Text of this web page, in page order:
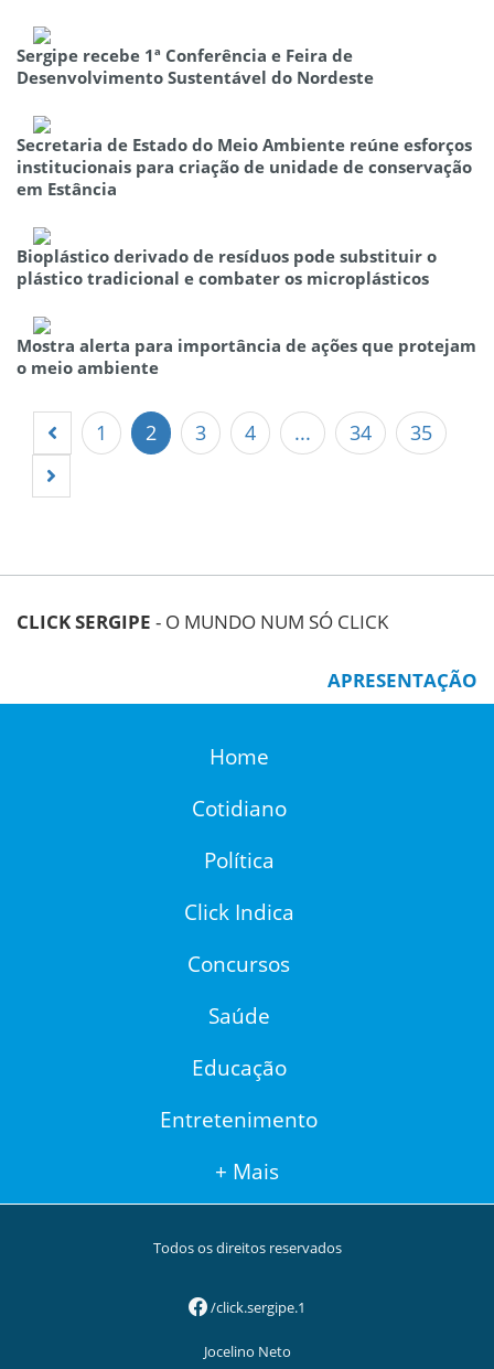
Sergipe recebe 1ª Conferência e Feira de
Desenvolvimento Sustentável do Nordeste
Secretaria de Estado do Meio Ambiente reúne esforços
institucionais para criação de unidade de conservação
em Estância
Bioplástico derivado de resíduos pode substituir o
plástico tradicional e combater os microplásticos
Mostra alerta para importância de ações que protejam
o meio ambiente
1 2 3 4 ... 34 35
CLICK SERGIPE - O MUNDO NUM SÓ CLICK
APRESENTAÇÃO
Home
Cotidiano
Política
Click Indica
Concursos
Saúde
Educação
Entretenimento
+ Mais
Todos os direitos reservados
/click.sergipe.1
Jocelino Neto